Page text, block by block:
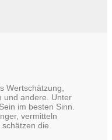
Wertschätzung,
und andere. Unter
im besten Sinn.
vermitteln
die